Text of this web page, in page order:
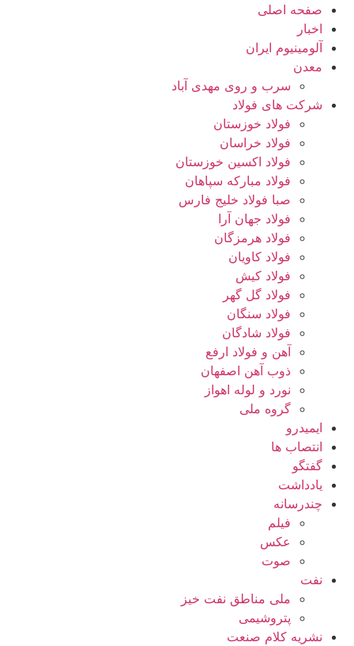
صفحه اصلی
اخبار
آلومینیوم ایران
معدن
سرب و روی مهدی آباد
شرکت های فولاد
فولاد خوزستان
فولاد خراسان
فولاد اکسین خوزستان
فولاد مبارکه سپاهان
صبا فولاد خلیج فارس
فولاد جهان آرا
فولاد هرمزگان
فولاد کاویان
فولاد کیش
فولاد گل گهر
فولاد سنگان
فولاد شادگان
آهن و فولاد ارفع
ذوب آهن اصفهان
نورد و لوله اهواز
گروه ملی
ایمیدرو
انتصاب ها
گفتگو
یادداشت
چندرسانه
فیلم
عکس
صوت
نفت
ملی مناطق نفت خیز
پتروشیمی
نشریه کلام صنعت